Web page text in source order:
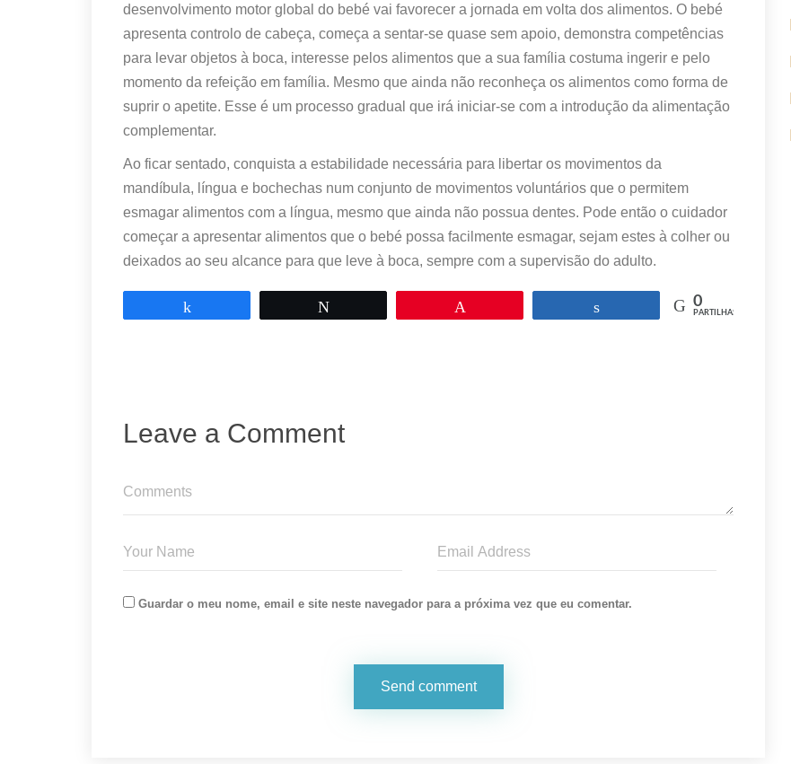
desenvolvimento motor global do bebé vai favorecer a jornada em volta dos alimentos. O bebé
apresenta controlo de cabeça, começa a sentar-se quase sem apoio, demonstra competências
para levar objetos à boca, interesse pelos alimentos que a sua família costuma ingerir e pelo
momento da refeição em família. Mesmo que ainda não reconheça os alimentos como forma de
suprir o apetite. Esse é um processo gradual que irá iniciar-se com a introdução da alimentação
complementar.
Ao ficar sentado, conquista a estabilidade necessária para libertar os movimentos da
mandíbula, língua e bochechas num conjunto de movimentos voluntários que o permitem
esmagar alimentos com a língua, mesmo que ainda não possua dentes. Pode então o cuidador
começar a apresentar alimentos que o bebé possa facilmente esmagar, sejam estes à colher ou
deixados ao seu alcance para que leve à boca, sempre com a supervisão do adulto.
0
PARTILHAS
Leave a Comment
Guardar o meu nome, email e site neste navegador para a próxima vez que eu comentar.